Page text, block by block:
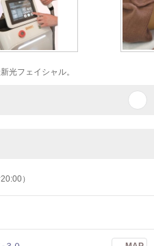
光フェイシャル。
）